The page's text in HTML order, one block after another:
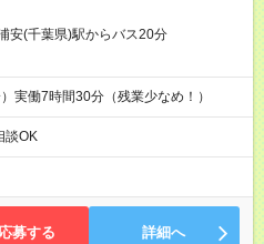
安(千葉県)駅からバス20分
実働7時間30分（残業少なめ！）
OK
応募する 詳細へ